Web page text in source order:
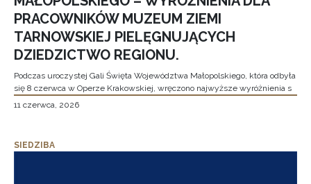
PRACOWNIKÓW MUZEUM ZIEMI
TARNOWSKIEJ PIELĘGNUJĄCYCH
DZIEDZICTWO REGIONU.
Podczas uroczystej Gali Święta Województwa Małopolskiego, która odbyła
się 8 czerwca w Operze Krakowskiej, wręczono najwyższe wyróżnienia s
11 czerwca, 2026
SIEDZIBA